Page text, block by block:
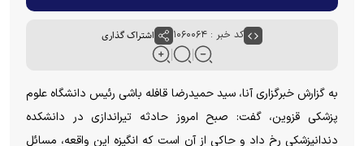
کد خبر : ۱۰۶۰۰۶۴ اشتراک گذاری
به گزارش خبرگزاری آنا، سید حمیدرضا قافله باشی رئیس دانشگاه علوم
پزشکی قزوین، گفت: صبح امروز حادثه تیراندازی در دانشکده
دندانپزشکی رخ داد و حاکی از آن است که انگیزه این واقعه، مسائل